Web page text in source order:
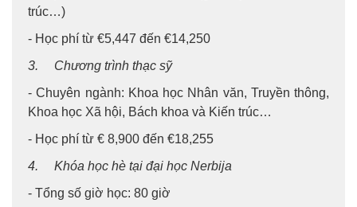
trúc…)
- Học phí từ €5,447 đến €14,250
3. Chương trình thạc sỹ
- Chuyên ngành: Khoa học Nhân văn, Truyền thông,
Khoa học Xã hội, Bách khoa và Kiến trúc…
- Học phí từ € 8,900 đến €18,255
4. Khóa học hè tại đại học Nerbija
- Tổng số giờ học: 80 giờ